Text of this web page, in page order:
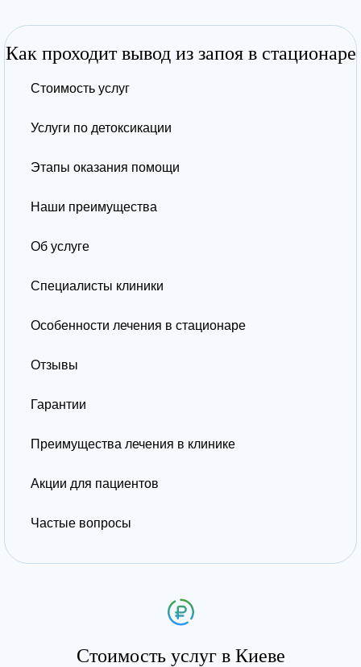
Как проходит вывод из запоя в стационаре
Стоимость услуг
Услуги по детоксикации
Этапы оказания помощи
Наши преимущества
Об услуге
Специалисты клиники
Особенности лечения в стационаре
Отзывы
Гарантии
Преимущества лечения в клинике
Акции для пациентов
Частые вопросы
Стоимость услуг в Киеве